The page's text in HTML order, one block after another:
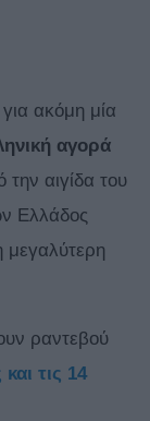
ακόμη μία
αγορά
αιγίδα του
Ελλάδος
ραντεβού
τις 14